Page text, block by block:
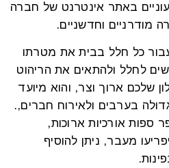
באתר אינטרנט של חברה
מודרניים וחדשניים.
כל חלל בבית את מטרתו
לחלל ולהתאים את הריהוט
שלכם ארוך וצר, והוא מיועד
בערבים ולאירוח חברים,.
ספות אורכיות ארוכות,
מעבר, ניתן להוסיף